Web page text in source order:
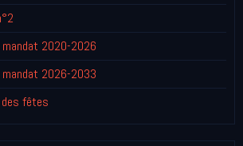
mandat 2020-2026
mandat 2026-2033
fêtes